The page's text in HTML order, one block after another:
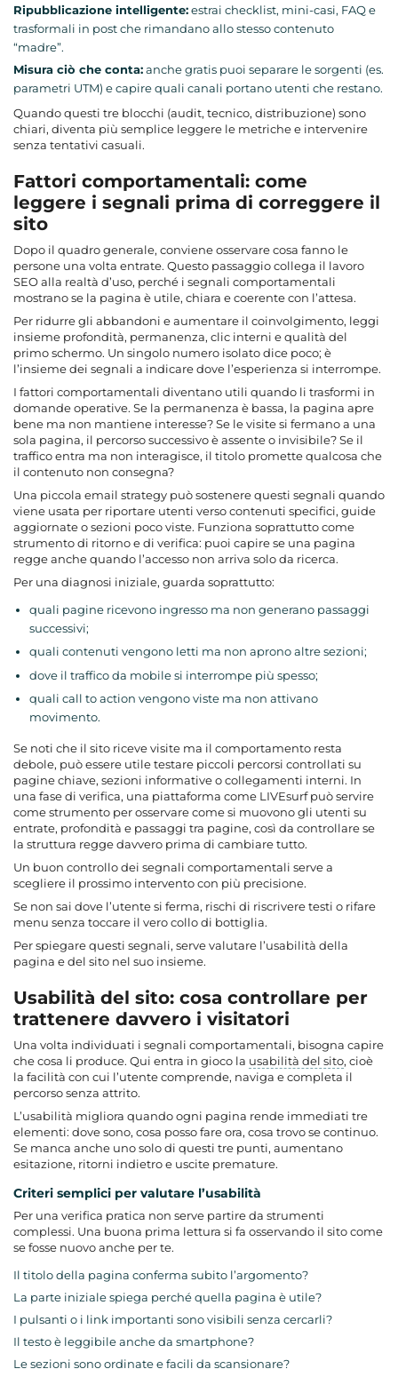
Ripubblicazione intelligente:estrai checklist, mini-casi, FAQ e
trasformali in post che rimandano allo stesso contenuto
“madre”.
Misura ciò che conta:anche gratis puoi separare le sorgenti (es.
parametri UTM) e capire quali canali portano utenti che restano.
Quando questi tre blocchi (audit, tecnico, distribuzione) sono
chiari, diventa più semplice leggere le metriche e intervenire
senza tentativi casuali.
Fattori comportamentali: come
leggere i segnali prima di correggere il
sito
Dopo il quadro generale, conviene osservare cosa fanno le
persone una volta entrate. Questo passaggio collega il lavoro
SEO alla realtà d’uso, perché i segnali comportamentali
mostrano se la pagina è utile, chiara e coerente con l’attesa.
Per ridurre gli abbandoni e aumentare il coinvolgimento, leggi
insieme profondità, permanenza, clic interni e qualità del
primo schermo. Un singolo numero isolato dice poco; è
l’insieme dei segnali a indicare dove l’esperienza si interrompe.
I fattori comportamentali diventano utili quando li trasformi in
domande operative. Se la permanenza è bassa, la pagina apre
bene ma non mantiene interesse? Se le visite si fermano a una
sola pagina, il percorso successivo è assente o invisibile? Se il
traffico entra ma non interagisce, il titolo promette qualcosa che
il contenuto non consegna?
Una piccola email strategy può sostenere questi segnali quando
viene usata per riportare utenti verso contenuti specifici, guide
aggiornate o sezioni poco viste. Funziona soprattutto come
strumento di ritorno e di verifica: puoi capire se una pagina
regge anche quando l’accesso non arriva solo da ricerca.
Per una diagnosi iniziale, guarda soprattutto:
quali pagine ricevono ingresso ma non generano passaggi
successivi;
quali contenuti vengono letti ma non aprono altre sezioni;
dove il traffico da mobile si interrompe più spesso;
quali call to action vengono viste ma non attivano
movimento.
Se noti che il sito riceve visite ma il comportamento resta
debole, può essere utile testare piccoli percorsi controllati su
pagine chiave, sezioni informative o collegamenti interni. In
una fase di verifica, una piattaforma come LIVEsurf può servire
come strumento per osservare come si muovono gli utenti su
entrate, profondità e passaggi tra pagine, così da controllare se
la struttura regge davvero prima di cambiare tutto.
Un buon controllo dei segnali comportamentali serve a
scegliere il prossimo intervento con più precisione.
Se non sai dove l’utente si ferma, rischi di riscrivere testi o rifare
menu senza toccare il vero collo di bottiglia.
Per spiegare questi segnali, serve valutare l’usabilità della
pagina e del sito nel suo insieme.
Usabilità del sito: cosa controllare per
trattenere davvero i visitatori
Una volta individuati i segnali comportamentali, bisogna capire
che cosa li produce. Qui entra in gioco la usabilità del sito, cioè
la facilità con cui l’utente comprende, naviga e completa il
percorso senza attrito.
L’usabilità migliora quando ogni pagina rende immediati tre
elementi: dove sono, cosa posso fare ora, cosa trovo se continuo.
Se manca anche uno solo di questi tre punti, aumentano
esitazione, ritorni indietro e uscite premature.
Criteri semplici per valutare l’usabilità
Per una verifica pratica non serve partire da strumenti
complessi. Una buona prima lettura si fa osservando il sito come
se fosse nuovo anche per te.
Il titolo della pagina conferma subito l’argomento?
La parte iniziale spiega perché quella pagina è utile?
I pulsanti o i link importanti sono visibili senza cercarli?
Il testo è leggibile anche da smartphone?
Le sezioni sono ordinate e facili da scansionare?